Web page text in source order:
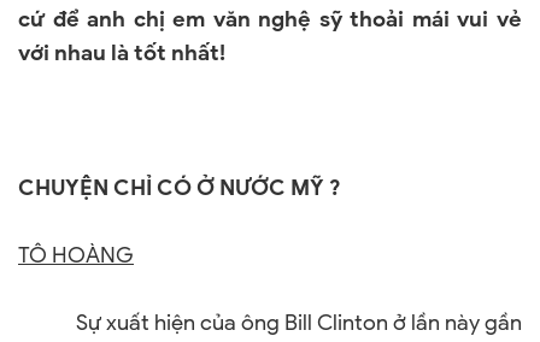
cứ để anh chị em văn nghệ sỹ thoải mái vui vẻ
với nhau là tốt nhất!
CHUYỆN CHỈ CÓ Ở NƯỚC MỸ ?
TÔ HOÀNG
Sự xuất hiện của ông Bill Clinton ở lần này gần